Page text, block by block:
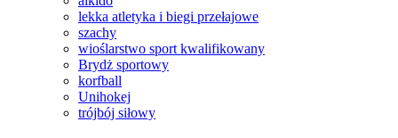
lekka atletyka i biegi przełajowe
szachy
wioślarstwo sport kwalifikowany
Brydż sportowy
korfball
Unihokej
trójbój siłowy